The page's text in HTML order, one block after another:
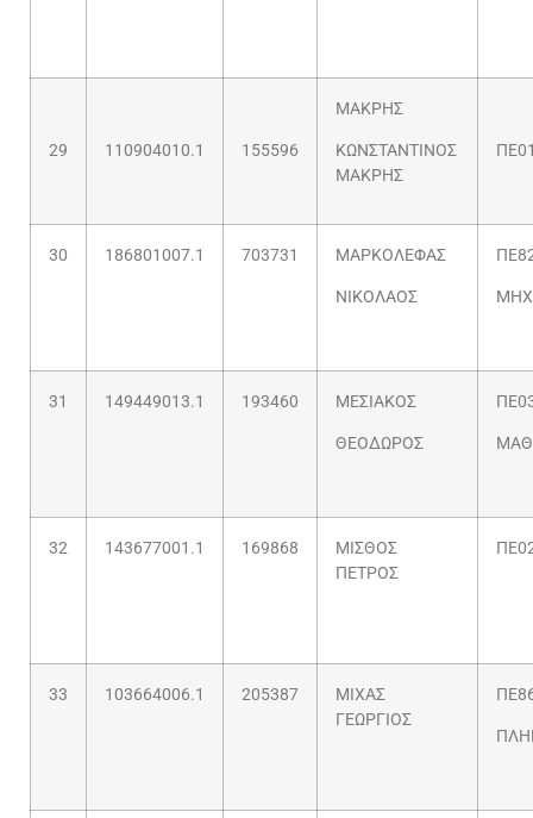
29 110904010.1 155596
ΜΑΚΡΗΣ
ΚΩΝΣΤΑΝΤΙΝΟΣ
ΜΑΚΡΗΣ
30 186801007.1 703731 ΜΑΡΚΟΛΕΦΑΣ
ΝΙΚΟΛΑΟΣ
31 149449013.1 193460 ΜΕΣΙΑΚΟΣ
ΘΕΟΔΩΡΟΣ
32 143677001.1 169868
ΜΙΣΘΟΣ
ΠΕΤΡΟΣ
33 103664006.1 205387
ΜΙΧΑΣ
ΓΕΩΡΓΙΟΣ